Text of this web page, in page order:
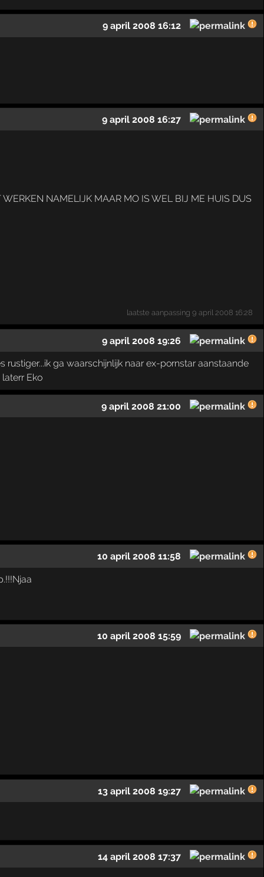
9 april 2008 16:12
9 april 2008 16:27
NAMELIJK MAAR MO IS WEL BIJ ME HUIS DUS
laatste aanpassing 9 april 2008 16:28
9 april 2008 19:26
ga waarschijnlijk naar ex-pornstar aanstaande
Eko
9 april 2008 21:00
10 april 2008 11:58
10 april 2008 15:59
13 april 2008 19:27
14 april 2008 17:37